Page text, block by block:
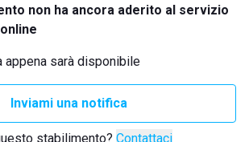
non ha ancora aderito al servizio
appena sarà disponibile
Inviami una notifica
stabilimento? Contattaci